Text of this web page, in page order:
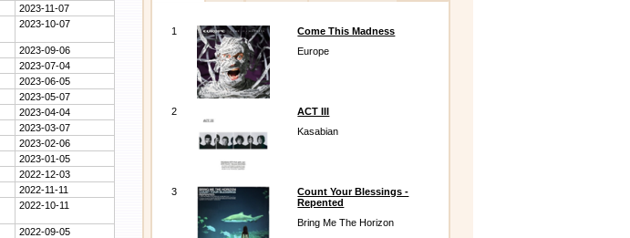
2023-11-07
2023-10-07
2023-09-06
2023-07-04
2023-06-05
2023-05-07
2023-04-04
2023-03-07
2023-02-06
2023-01-05
2022-12-03
2022-11-11
2022-10-11
2022-09-05
1
Come This Madness
Europe
2
ACT III
Kasabian
3
Count Your Blessings -
Repented
Bring Me The Horizon